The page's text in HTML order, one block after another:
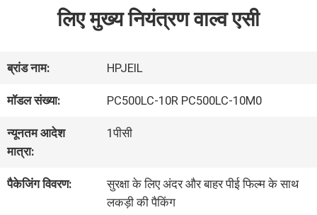
हमारे
में
लिए मुख्य नियंत्रण वाल्व एसी
ब्रांड नाम: HPJEIL
मॉडल संख्या: PC500LC-10R PC500LC-10M0
न्यूनतम आदेश
मात्रा:
1पीसी
पैकेजिंग विवरण:
सुरक्षा के लिए अंदर और बाहर पीई फिल्म के साथ
लकड़ी की पैकिंग